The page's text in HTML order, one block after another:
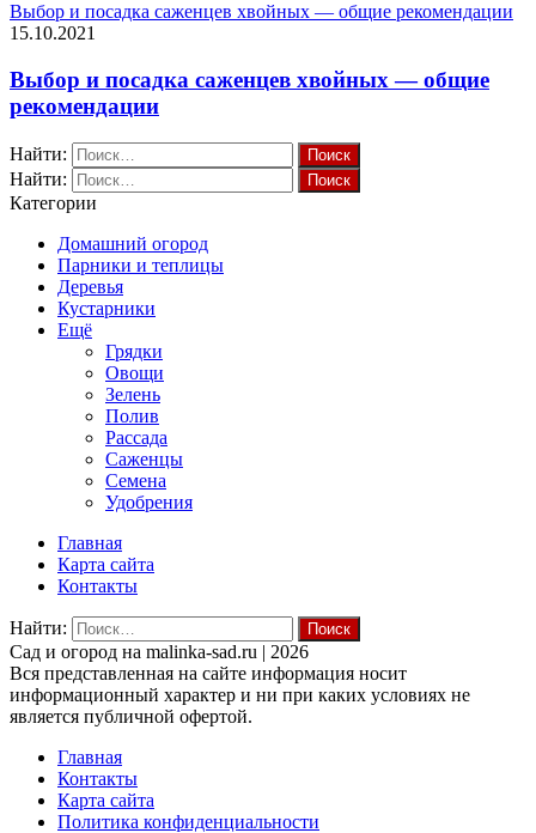
Выбор и посадка саженцев хвойных — общие рекомендации
15.10.2021
Выбор и посадка саженцев хвойных — общие
рекомендации
Найти:
Найти:
Категории
Домашний огород
Парники и теплицы
Деревья
Кустарники
Ещё
Грядки
Овощи
Зелень
Полив
Рассада
Саженцы
Семена
Удобрения
Главная
Карта сайта
Контакты
Найти:
Cад и огород на malinka-sad.ru | 2026
Вся представленная на сайте информация носит
информационный характер и ни при каких условиях не
является публичной офертой.
Главная
Контакты
Карта сайта
Политика конфиденциальности